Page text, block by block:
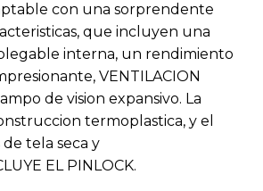
con una sorprendente
que incluyen una
interna, un rendimiento
VENTILACION
de vision expansivo. La
termoplastica, y el
tela seca y
EL PINLOCK.